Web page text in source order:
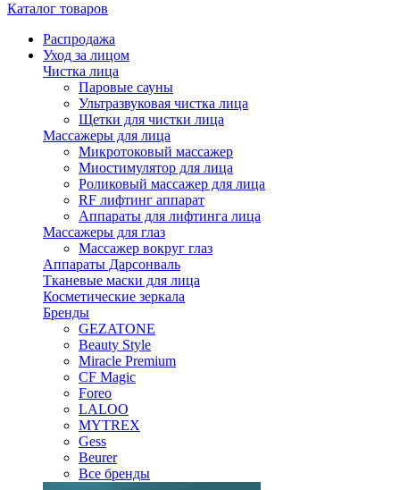
Каталог товаров
Распродажа
Уход за лицом
Чистка лица
Паровые сауны
Ультразвуковая чистка лица
Щетки для чистки лица
Массажеры для лица
Микротоковый массажер
Миостимулятор для лица
Роликовый массажер для лица
RF лифтинг аппарат
Аппараты для лифтинга лица
Массажеры для глаз
Массажер вокруг глаз
Аппараты Дарсонваль
Тканевые маски для лица
Косметические зеркала
Бренды
GEZATONE
Beauty Style
Miracle Premium
CF Magic
Foreo
LALOO
MYTREX
Gess
Beurer
Все бренды